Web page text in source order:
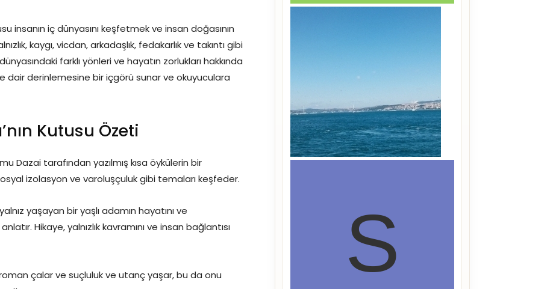
insanın iç dünyasını keşfetmek ve insan doğasının
kaygı, vicdan, arkadaşlık, fedakarlık ve takıntı gibi
farklı yönleri ve hayatın zorlukları hakkında
dair derinlemesine bir içgörü sunar ve okuyuculara
Kutusu Özeti
Dazai tarafından yazılmış kısa öykülerin bir
izolasyon ve varoluşçuluk gibi temaları keşfeder.
yaşayan bir yaşlı adamın hayatını ve
Hikaye, yalnızlık kavramını ve insan bağlantısı
çalar ve suçluluk ve utanç yaşar, bu da onu